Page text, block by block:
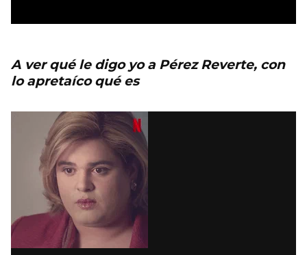
A ver qué le digo yo a Pérez Reverte, con
lo apretaíco qué es